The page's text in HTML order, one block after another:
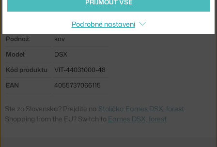
Podnož:
kov
Model:
DSX
Kód produktu
VIT-44031000-48
EAN
4055737066115
Ste zo Slovenska? Prejdite na Stolička Eames DSX, forest
Shopping from the EU? Switch to Eames DSX, forest
Podrobné nastavení